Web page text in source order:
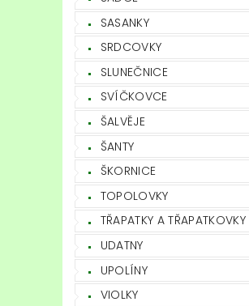
SASANKY
SRDCOVKY
SLUNEČNICE
SVÍČKOVCE
ŠALVĚJE
ŠANTY
ŠKORNICE
TOPOLOVKY
TŘAPATKY A TŘAPATKOVKY
UDATNY
UPOLÍNY
VIOLKY